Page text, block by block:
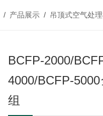
/ 产品展示 / 吊顶式空气处
BCFP-2000/
4000/BCFP-
组